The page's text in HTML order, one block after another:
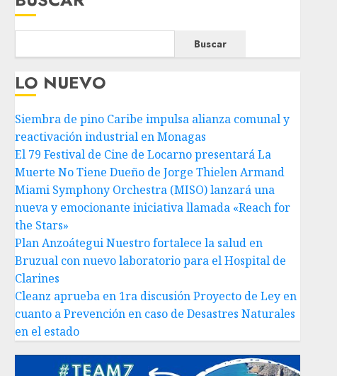
Buscar
LO NUEVO
Siembra de pino Caribe impulsa alianza comunal y
reactivación industrial en Monagas
El 79 Festival de Cine de Locarno presentará La
Muerte No Tiene Dueño de Jorge Thielen Armand
Miami Symphony Orchestra (MISO) lanzará una
nueva y emocionante iniciativa llamada «Reach for
the Stars»
Plan Anzoátegui Nuestro fortalece la salud en
Bruzual con nuevo laboratorio para el Hospital de
Clarines
Cleanz aprueba en 1ra discusión Proyecto de Ley en
cuanto a Prevención en caso de Desastres Naturales
en el estado